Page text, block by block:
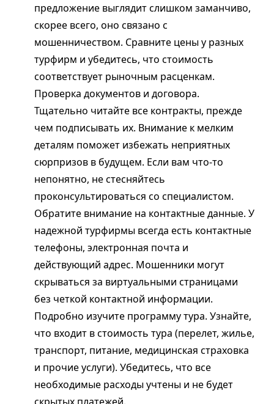
предложение выглядит слишком заманчиво,
скорее всего, оно связано с
мошенничеством. Сравните цены у разных
турфирм и убедитесь, что стоимость
соответствует рыночным расценкам.
Проверка документов и договора.
Тщательно читайте все контракты, прежде
чем подписывать их. Внимание к мелким
деталям поможет избежать неприятных
сюрпризов в будущем. Если вам что-то
непонятно, не стесняйтесь
проконсультироваться со специалистом.
Обратите внимание на контактные данные. У
надежной турфирмы всегда есть контактные
телефоны, электронная почта и
действующий адрес. Мошенники могут
скрываться за виртуальными страницами
без четкой контактной информации.
Подробно изучите программу тура. Узнайте,
что входит в стоимость тура (перелет, жилье,
транспорт, питание, медицинская страховка
и прочие услуги). Убедитесь, что все
необходимые расходы учтены и не будет